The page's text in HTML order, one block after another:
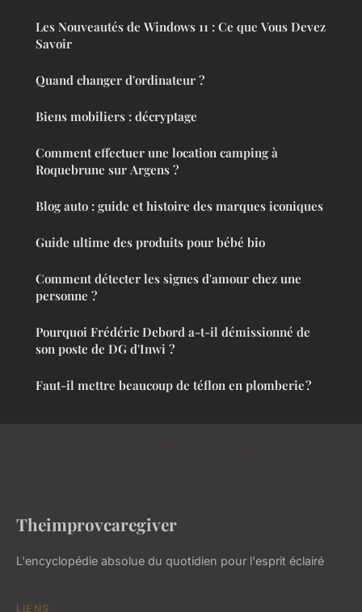
Les Nouveautés de Windows 11 : Ce que Vous Devez
Savoir
Quand changer d'ordinateur ?
Biens mobiliers : décryptage
Comment effectuer une location camping à
Roquebrune sur Argens ?
Blog auto : guide et histoire des marques iconiques
Guide ultime des produits pour bébé bio
Comment détecter les signes d'amour chez une
personne ?
Pourquoi Frédéric Debord a-t-il démissionné de
son poste de DG d'Inwi ?
Faut-il mettre beaucoup de téflon en plomberie ?
Theimprovcaregiver
L'encyclopédie absolue du quotidien pour l'esprit éclairé
LIENS